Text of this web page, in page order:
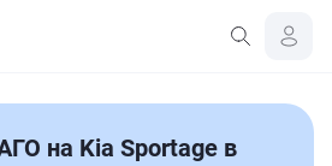
на Kia Sportage в